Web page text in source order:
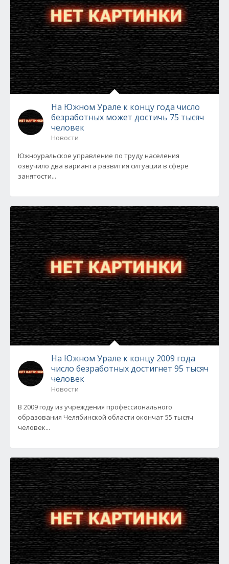
На Южном Урале к концу года число
безработных может достичь 75 тысяч
человек
Новости
Южноуральское управление по труду населения
озвучило два варианта развития ситуации в сфере
занятости...
На Южном Урале к концу 2009 года
число безработных достигнет 95 тысяч
человек
Новости
В 2009 году из учреждения профессионального
образования Челябинской области окончат 55 тысяч
человек...